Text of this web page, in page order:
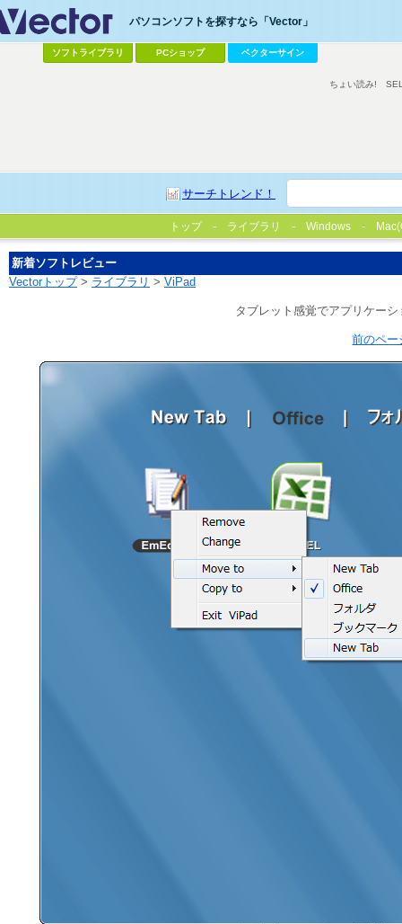
パソコンソフトを探すなら「Vector」
ソフトライブラリ PCショップ ベクターサイン
サーチトレンド！
ちょい読み!
トップ ライブラリ Windows
新着ソフトレビュー
Vectorトップ> ライブラリ > ViPad
タブレット感覚でアプリケー
前のペー